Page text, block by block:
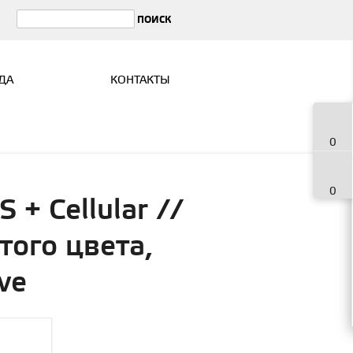
КОНТАКТЫ
0
0
+ Cellular //
цвета,